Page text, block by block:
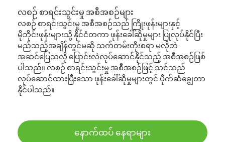
လစဉ် စာရင်းသွင်းမှု အစီအစဉ်များ
လစဉ် စာရင်းသွင်းမှု အစီအစဉ်သည် ကြိုးဖုန်းများနှင့်
မိုဘိုင်းဖုန်းများသို့ နိုင်ငံတကာ ဖုန်းခေါ်ဆိုမှုများ ပြုလုပ်နိုင်ပြီး
မည်သည့်အချိန်တွင်မဆို သက်တမ်းတိုးစရာ မလိုဘဲ
အဆင်ပြေသလို ပြောင်းလဲလုပ်ဆောင်နိုင်သည့် အစီအစဉ်ဖြစ်
ပါသည်။ လစဉ် စာရင်းသွင်းမှု အစီအစဉ်ဖြင့် သင်သည်
လုပ်ဆောင်ထားပြီးသော ဖုန်းခေါ်ဆိုမှုများတွင် ပိုက်ဆံချွေတာ
နိုင်ပါသည်။
နောက်ထပ် နေရာများ